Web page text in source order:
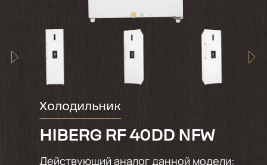
Холодильник
HIBERG RF 40DD NFW
Действующий аналог данной модели: